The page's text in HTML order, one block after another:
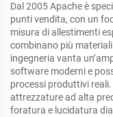
Dal 2005 Apache è
punti vendita, con un
misura di allestimenti
combinano più
ingegneria vanta
software moderni e
processi produttivi
attrezzature ad alta
foratura e lucidatura